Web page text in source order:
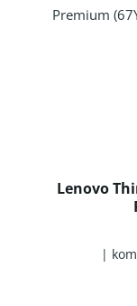
Lenovo
|